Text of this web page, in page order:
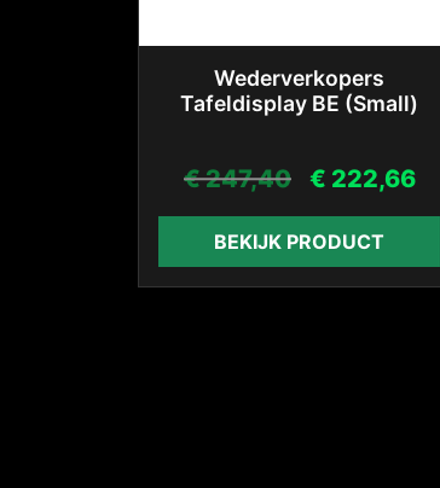
Wederverkopers
Tafeldisplay BE (Small)
€247,40 € 222,66
BEKIJK PRODUCT